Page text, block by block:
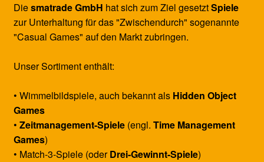
Diesmatrade GmbH hat sich zum Ziel gesetztSpiele
zur Unterhaltung für das "Zwischendurch" sogenannte
"Casual Games" auf den Markt zubringen.
Unser Sortiment enthält:
• Wimmelbildspiele, auch bekannt als Hidden Object
Games
• Zeitmanagement-Spiele(engl. Time Management
Games)
• Match-3-Spiele (oderDrei-Gewinnt-Spiele)